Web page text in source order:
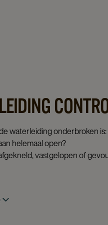
waterleiding onderbroken is:
helemaal open?
vastgelopen of